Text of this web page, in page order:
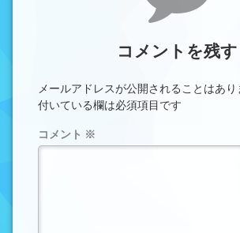
コメントを残す
メールアドレスが公開されることはあり
付いている欄は必須項目です
コメント ※